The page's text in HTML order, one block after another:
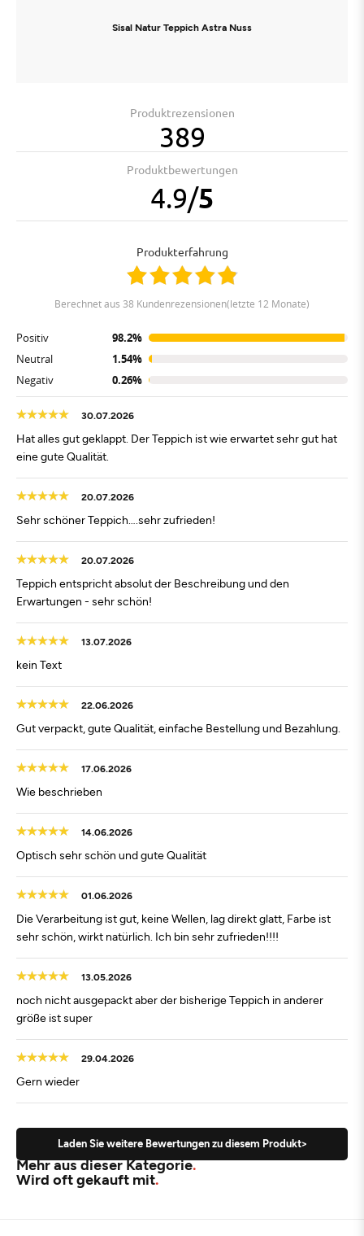
Sisal Natur Teppich Astra Nuss
Produktrezensionen
389
Produktbewertungen
4.9/5
Produkterfahrung
berechnet aus 38 Kundenrezensionen(letzte 12 Monate)
Positiv
98.2%
Neutral
1.54%
Negativ
0.26%
30.07.2026
Hat alles gut geklappt. Der Teppich ist wie erwartet sehr gut hat
eine gute Qualität.
20.07.2026
Sehr schöner Teppich….sehr zufrieden!
20.07.2026
Teppich entspricht absolut der Beschreibung und den
Erwartungen - sehr schön!
13.07.2026
kein Text
22.06.2026
Gut verpackt, gute Qualität, einfache Bestellung und Bezahlung.
17.06.2026
Wie beschrieben
14.06.2026
Optisch sehr schön und gute Qualität
01.06.2026
Die Verarbeitung ist gut, keine Wellen, lag direkt glatt, Farbe ist
sehr schön, wirkt natürlich. Ich bin sehr zufrieden!!!!
13.05.2026
noch nicht ausgepackt aber der bisherige Teppich in anderer
größe ist super
29.04.2026
Gern wieder
Laden Sie weitere Bewertungen zu diesem Produkt>
Mehr aus dieser Kategorie
Wird oft gekauft mit